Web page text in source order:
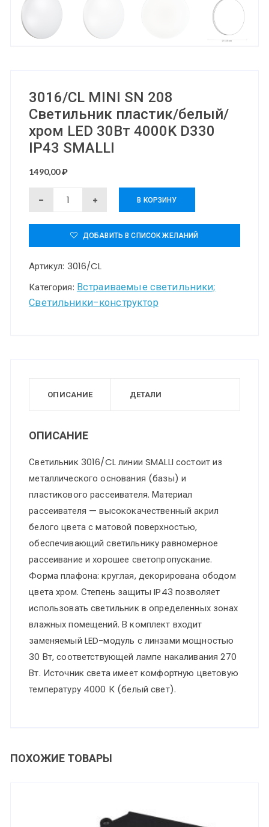
3016/CL MINI SN 208
Светильник пластик/белый/
хром LED 30Вт 4000K D330
IP43 SMALLI
1490,00₽
Количество
3016/CL
MINI
SN
208
Светильник
30Вт
D330
SMALLI
В КОРЗИНУ
ДОБАВИТЬ В СПИСОК ЖЕЛАНИЙ
Артикул: 3016/CL
Категория: Встраиваемые светильники;
Светильники-конструктор
ОПИСАНИЕ ДЕТАЛИ
ОПИСАНИЕ
Светильник 3016/CL линии SMALLI состоит из
металлического основания (базы) и
пластикового рассеивателя. Материал
рассеивателя — высококачественный акрил
белого цвета с матовой поверхностью,
обеспечивающий светильнику равномерное
рассеивание и хорошее светопропускание.
Форма плафона: круглая, декорирована ободом
цвета хром. Степень защиты IP43 позволяет
использовать светильник в определенных зонах
влажных помещений. В комплект входит
заменяемый LED-модуль с линзами мощностью
30 Вт, соответствующей лампе накаливания 270
Вт. Источник света имеет комфортную цветовую
температуру 4000 К (белый свет).
ПОХОЖИЕ ТОВАРЫ